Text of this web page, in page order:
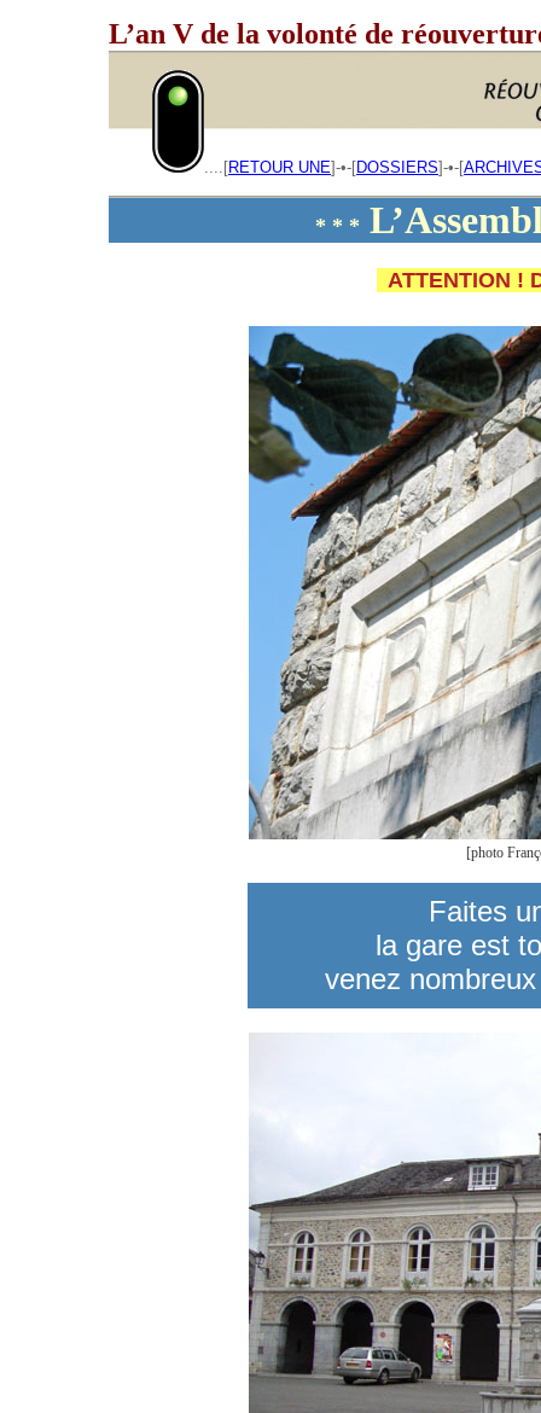
L’an V de la volonté de
....[RETOUR UNE]-•-[DOSSIERS]-•-[
* * *
ATTENTION !
[photo
Faites
la gare est
venez nombreux